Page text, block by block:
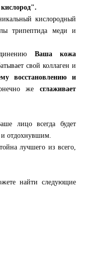
кислородный
трипептида меди и
Ваша кожа
свой коллаген и
восстановлению и
жесглаживает
лицо всегда будет
отдохнувшим.
лучшего из всего,
найти следующие